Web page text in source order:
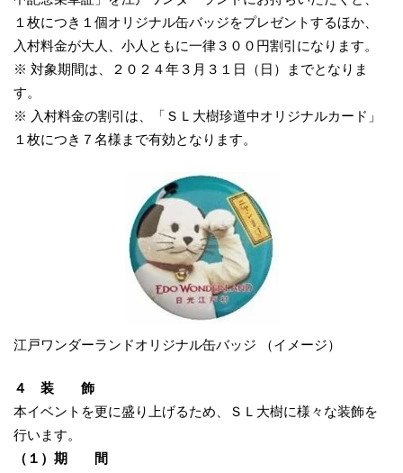
１枚につき１個オリジナル缶バッジをプレゼントするほか、
入村料金が大人、小人ともに一律３００円割引になります。
※ 対象期間は、２０２４年３月３１日（日）までとなりま
す。
※ 入村料金の割引は、「ＳＬ大樹珍道中オリジナルカード」
１枚につき７名様まで有効となります。
江戸ワンダーランドオリジナル缶バッジ （イメージ）
４ 装 飾
本イベントを更に盛り上げるため、ＳＬ大樹に様々な装飾を
行います。
（１）期 間